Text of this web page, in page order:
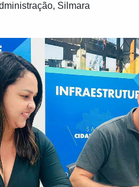
Silmara